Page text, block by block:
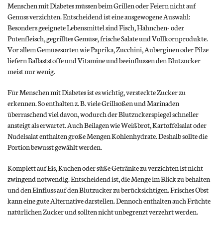
Menschen mit Diabetes müssen beim Grillen oder Feiern nicht auf
Genuss verzichten. Entscheidend ist eine ausgewogene Auswahl:
Besonders geeignete Lebensmittel sind Fisch, Hähnchen- oder
Putenfleisch, gegrilltes Gemüse, frische Salate und Vollkornprodukte.
Vor allem Gemüsesorten wie Paprika, Zucchini, Auberginen oder Pilze
liefern Ballaststoffe und Vitamine und beeinflussen den Blutzucker
meist nur wenig.
Für Menschen mit Diabetes ist es wichtig, versteckte Zucker zu
erkennen. So enthalten z. B. viele Grillsoßen und Marinaden
überraschend viel davon, wodurch der Blutzuckerspiegel schneller
ansteigt als erwartet. Auch Beilagen wie Weißbrot, Kartoffelsalat oder
Nudelsalat enthalten große Mengen Kohlenhydrate. Deshalb sollte die
Portion bewusst gewählt werden.
Komplett auf Eis, Kuchen oder süße Getränke zu verzichten ist nicht
zwingend notwendig. Entscheidend ist, die Menge im Blick zu behalten
und den Einfluss auf den Blutzucker zu berücksichtigen. Frisches Obst
kann eine gute Alternative darstellen. Dennoch enthalten auch Früchte
natürlichen Zucker und sollten nicht unbegrenzt verzehrt werden.